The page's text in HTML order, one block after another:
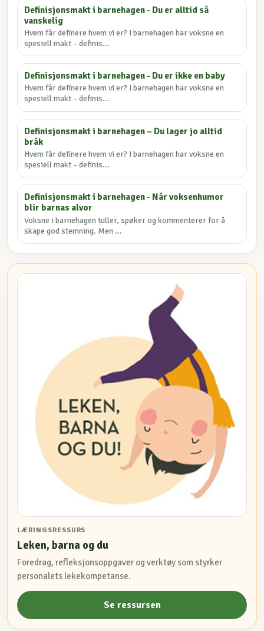
Definisjonsmakt i barnehagen - Du er alltid så
vanskelig
Hvem får definere hvem vi er? I barnehagen har voksne en
spesiell makt – definis...
Definisjonsmakt i barnehagen - Du er ikke en baby
Hvem får definere hvem vi er? I barnehagen har voksne en
spesiell makt – definis...
Definisjonsmakt i barnehagen – Du lager jo alltid
bråk
Hvem får definere hvem vi er? I barnehagen har voksne en
spesiell makt – definis...
Definisjonsmakt i barnehagen - Når voksenhumor
blir barnas alvor
Voksne i barnehagen tuller, spøker og kommenterer for å
skape god stemning. Men ...
LÆRINGSRESSURS
Leken, barna og du
Foredrag, refleksjonsoppgaver og verktøy som styrker
personalets lekekompetanse.
Se ressursen